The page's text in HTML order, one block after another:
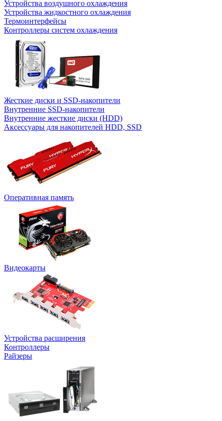
Устройства воздушного охлаждения
Устройства жидкостного охлаждения
Термоинтерфейсы
Контроллеры систем охлаждения
Жесткие диски и SSD-накопители
Внутренние SSD-накопители
Внутренние жесткие диски (HDD)
Аксессуары для накопителей HDD, SSD
Оперативная память
Видеокарты
Устройства расширения
Контроллеры
Райзеры